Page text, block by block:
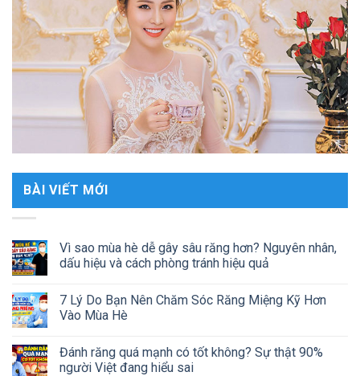
BÀI VIẾT MỚI
Vì sao mùa hè dễ gây sâu răng hơn? Nguyên nhân,
dấu hiệu và cách phòng tránh hiệu quả
7 Lý Do Bạn Nên Chăm Sóc Răng Miệng Kỹ Hơn
Vào Mùa Hè
Đánh răng quá mạnh có tốt không? Sự thật 90%
người Việt đang hiểu sai